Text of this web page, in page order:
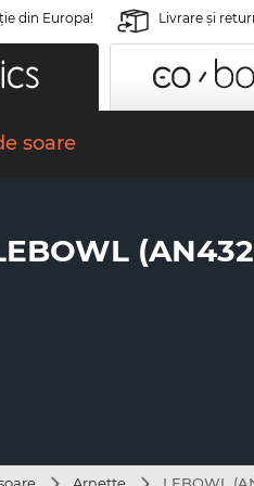
din Europa! Livrare şi
soare